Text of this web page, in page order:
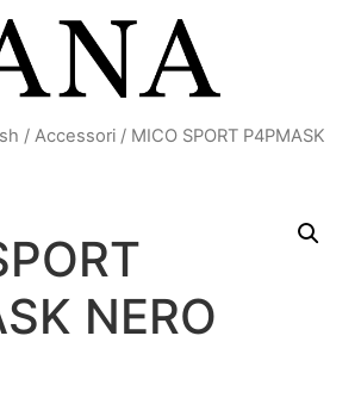
/ Accessori / MICO SPORT P4PMASK
NERO